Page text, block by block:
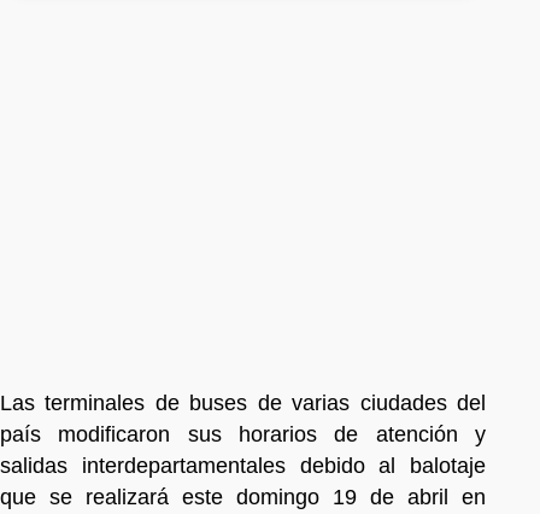
Las terminales de buses de varias ciudades del
país modificaron sus horarios de atención y
salidas interdepartamentales debido al balotaje
que se realizará este domingo 19 de abril en